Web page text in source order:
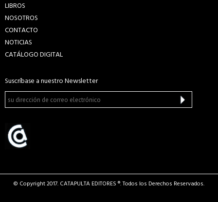
LIBROS
NOSOTROS
CONTACTO
NOTICIAS
CATÁLOGO DIGITAL
Suscríbase a nuestro Newsletter
© Copyright 2017. CATAPULTA EDITORES ®. Todos los Derechos Reservados.